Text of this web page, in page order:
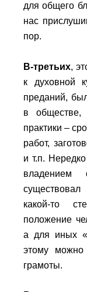
для общего
нас
пор.
В-третьих,
к духовной
преданий,
в обществе,
практики –
работ,
и т.п.
владением
существовал
какой-то
положение
а для иных
этому можно
грамоты.